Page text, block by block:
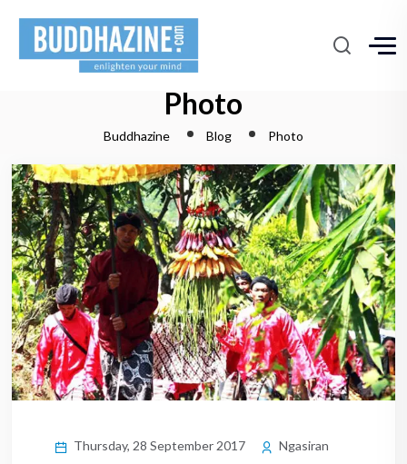
Photo
Buddhazine Blog Photo
Thursday, 28 September 2017 Ngasiran